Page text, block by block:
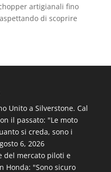
artigianali fino
di scoprire
Unito a Silverstone. Cal
il passato: "Le moto
si creda, sono i
6, 2026
del mercato piloti e
Honda: "Sono sicuro